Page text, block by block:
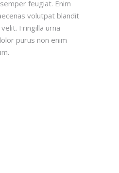
feugiat. Enim
volutpat blandit
Fringilla urna
purus non enim